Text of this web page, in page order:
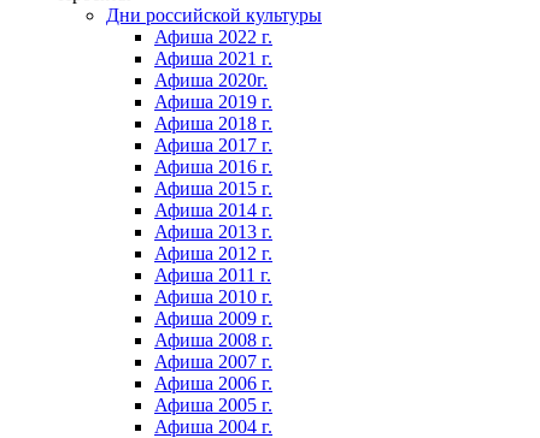
Дни российской культуры
Афиша 2022 г.
Афиша 2021 г.
Афиша 2020г.
Афиша 2019 г.
Афиша 2018 г.
Афиша 2017 г.
Афиша 2016 г.
Афиша 2015 г.
Афиша 2014 г.
Афиша 2013 г.
Афиша 2012 г.
Афиша 2011 г.
Афиша 2010 г.
Афиша 2009 г.
Афиша 2008 г.
Афиша 2007 г.
Афиша 2006 г.
Афиша 2005 г.
Афиша 2004 г.